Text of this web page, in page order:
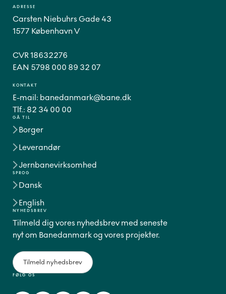
GÅ TIL
Borger
Leverandør
Jernbanevirksomhed
SPROG
Dansk
English
FØLG OS
ADRESSE
Carsten Niebuhrs Gade 43
1577 København V
CVR 18632276
EAN 5798 000 89 32 07
KONTAKT
E-mail: banedanmark@bane.dk
Tlf.: 82 34 00 00
NYHEDSBREV
Tilmeld dig vores nyhedsbrev med seneste
nyt om Banedanmark og vores projekter.
Tilmeld nyhedsbrev